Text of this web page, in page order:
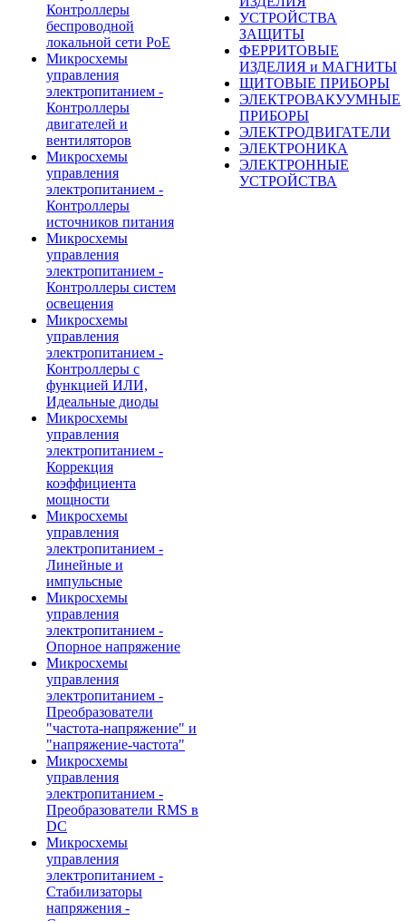
Контроллеры
беспроводной
локальной сети PoE
Микросхемы
управления
электропитанием -
Контроллеры
двигателей и
вентиляторов
Микросхемы
управления
электропитанием -
Контроллеры
источников питания
Микросхемы
управления
электропитанием -
Контроллеры систем
освещения
Микросхемы
управления
электропитанием -
Контроллеры с
функцией ИЛИ,
Идеальные диоды
Микросхемы
управления
электропитанием -
Коррекция
коэффициента
мощности
Микросхемы
управления
электропитанием -
Линейные и
импульсные
Микросхемы
управления
электропитанием -
Опорное напряжение
Микросхемы
управления
электропитанием -
Преобразователи
"частота-напряжение" и
"напряжение-частота"
Микросхемы
управления
электропитанием -
Преобразователи RMS в
DC
Микросхемы
управления
электропитанием -
Стабилизаторы
напряжения -
УСТРОЙСТВА
ЗАЩИТЫ
ФЕРРИТОВЫЕ
ИЗДЕЛИЯ и МАГНИТЫ
ЩИТОВЫЕ ПРИБОРЫ
ЭЛЕКТРОВАКУУМНЫЕ
ПРИБОРЫ
ЭЛЕКТРОДВИГАТЕЛИ
ЭЛЕКТРОНИКА
ЭЛЕКТРОННЫЕ
УСТРОЙСТВА